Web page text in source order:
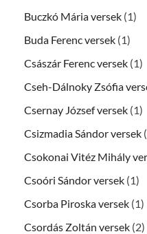
Buczkó Mária versek (1)
Buda Ferenc versek (1)
Császár Ferenc versek (1)
Cseh-Dálnoky Zsófia
Csernay József versek (1)
Csizmadia Sándor versek
Csokonai Vitéz Mihály
Csoóri Sándor versek (1)
Csorba Piroska versek (1)
Csordás Zoltán versek (2)